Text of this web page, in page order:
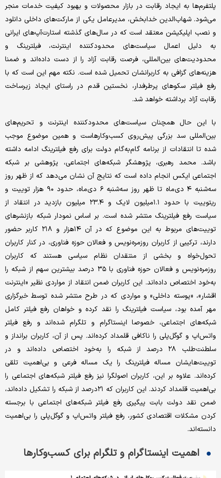
پلتفرم‌ها به ایجاد رقابت در بازار محصولات و بهبود کیفیت خدمات منجر
می‌شود. شهاب‌الدین خدابخش، مدیرعامل یکی از مارکت‌های داخلی دانلود
و نصب اپلیکیشن معتقد است که در سال‌های گذشته استارت‌آپ‌های ایرانی
به دلیل اعمال سیاست‌های محدودکننده اینترنت، فیلترینگ و
محدودیت‌های بین‌المللی، فرصت رقابت آزاد را از دست داده‌اند و ضمنا
هزینه‌های گزافی به کاربرانشان تحمیل شده است. نکته مهم این است که با
رفع فیلتر سکوهای پرطرفدار، نخستین قدم در راستای ایجاد زیرساخت
رقابت آزاد برداشته خواهد شد.
با این حال همچنان سیاست‌های محدودکننده اینترنت و تحریم‌های
بین‌المللی سد بزرگی پیش‌روی کسب‌وکارهاست و همین موضوع موجب
شده تا انتقادات از برنامه گام‌به‌گام دولت برای رفع فیلترینگ ادامه داشته
باشد. محمد رهبری، پژوهشگر شبکه‌های اجتماعی، پژوهشی بر شبکه
اجتماعی ایکس انجام داده است که نتایج آن نشان می‌دهد که از ظهر روز
سه‌شنبه ۴ دی‌ماه تا ظهر روز سه‌شنبه ۶ دی‌ماه، حدود ۹۰ هزار توییت و
ریتوییت با حدود ۱.۱میلیون لایک و ۲۳.۴ میلیون بازدید در انتقاد از
سیاست رفع فیلترینگ منتشر شده است. بر اساس نمودار شبکه بازنشرهای
توییت‌های مربوط به این موضوع‌ که در آن ۱۴هزار و ۲۱۸ کاربر حضور
دارند، ترکیبی از کاربران روزمره‌نویس و فعالان حوزه فناوری، در کنار کاربران
تحول‌خواه و بخشی از منتقدان نظام سیاسی هستند که کاربران
روزمره‌نویس و فعالان حوزه فناوری با ۳۵ درصد بیشترین سهم از شبکه را
به‌خود اختصاص داده‌اند. این کاربران ضمن انتقاد از مواردی نظیر «اینترنت
اقشار»، «پوسته داخلی» و مواردی که در طرح منتشر شده توسط خبرگزاری
مهر آمده بود، سیاست فیلترینگ را نقد کرده و خواهان رفع فیلتر کامل
شبکه‌های اجتماعی، خصوصا اینستاگرام و تلگرام شده‌اند و رفع فیلتر
واتس‌اپ و گوگل‌پلی را ناکافی قلمداد کرده‌اند. پس از آن، کاربران برانداز و
سلطنت‌طلب ۲۸ درصد از شبکه را به‌خود اختصاص داده‌اند و در
توییت‌هایشان مساله فیلترینگ را یک مساله فرعی و بی‌اهمیت تلقی
کرده‌اند. علاوه بر این، کاربران اصولگرا نیز رفع فیلتر شبکه‌های اجتماعی را
بی‌اهمیت قلمداد کردند. این کاربران که ۲۱درصد از شبکه را تشکیل داده‌اند،
ضمن نقد دولت بابت پیگیری رفع فیلتر شبکه‌های اجتماعی با برجسته
کردن مشکلات اقتصادی کشور، رفع فیلتر واتس‌اپ و گوگل‌پلی را بی‌اهمیت
دانسته‌اند.
اهمیت اینستاگرام و تلگرام برای کسب‌وکارها